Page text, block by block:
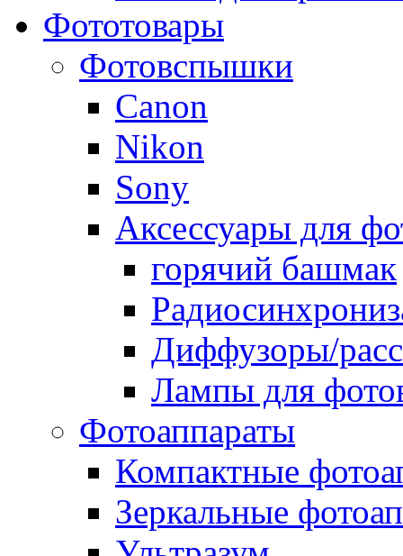
Фототовары
Фотовспышки
Canon
Nikon
Sony
Аксессуары для
горячий башмак
Диффузоры/
Лампы для
Фотоаппараты
Компактные
Зеркальные